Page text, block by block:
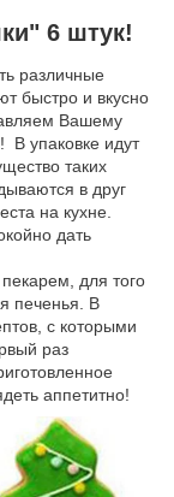
6 штук!
различные
быстро и вкусно
Вашему
! В упаковке идут
таких
в друг
на кухне.
дать
для того
печенья. В
с которыми
раз
аппетитно!